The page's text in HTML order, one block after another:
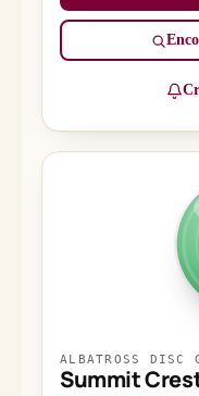
ALBATROSS DISC
Summit